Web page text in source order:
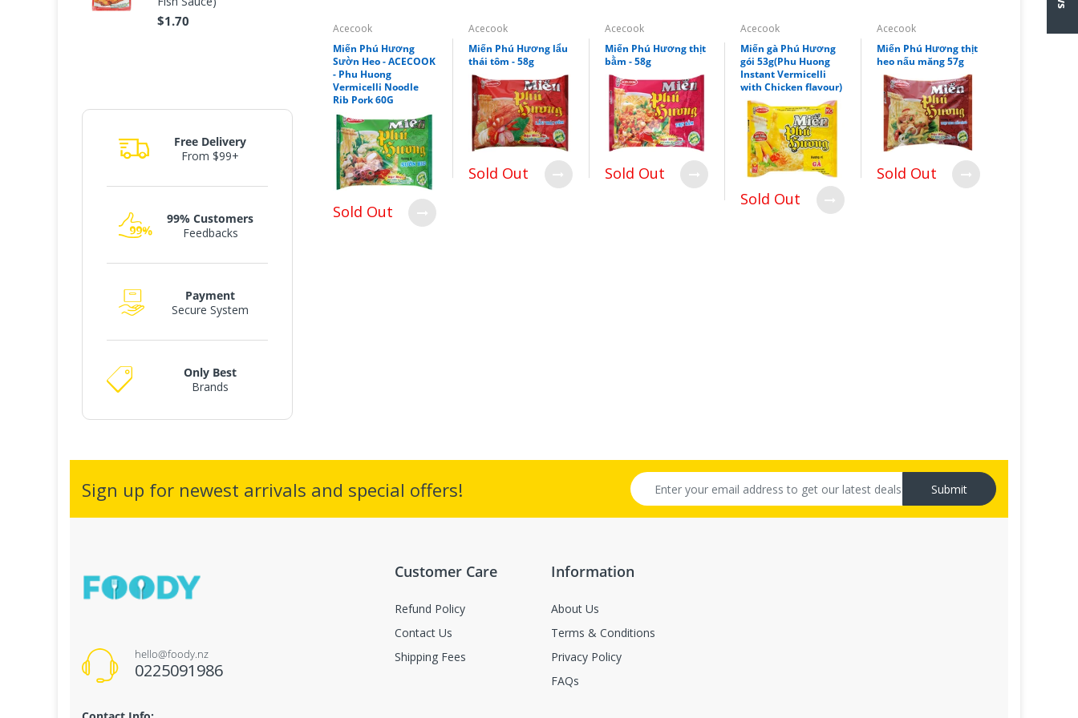
$1.70
80g(Barona sauce for
Ramarind Stir Fry)
$1.70
Free Delivery
From $99+
99% Customers
Feedbacks
Payment
Secure System
Only Best
Brands
Acecook
Miến Phú Hương
Sườn Heo - ACECOOK
- Phu Huong
Vermicelli Noodle
Rib Pork 60G
Sold Out
Acecook
Miến Phú Hương lẩu
thái tôm - 58g
Sold Out
Acecook
Miến Phú Hương thịt
bằm - 58g
Sold Out
Acecook
Miến gà Phú Hương
gói 53g(Phu Huong
Instant Vermicelli
with Chicken flavour)
Sold Out
Acecook
Miến Phú Hương thịt
heo nấu măng 57g
Sold Out
Sign up for newest arrivals and special offers! Submit
hello@foody.nz
0225091986
Customer Care
Refund Policy
Contact Us
Shipping Fees
Information
About Us
Terms & Conditions
Privacy Policy
FAQs